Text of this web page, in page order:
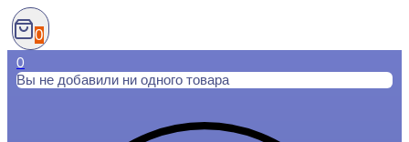
0
0
Вы не добавили ни одного товара